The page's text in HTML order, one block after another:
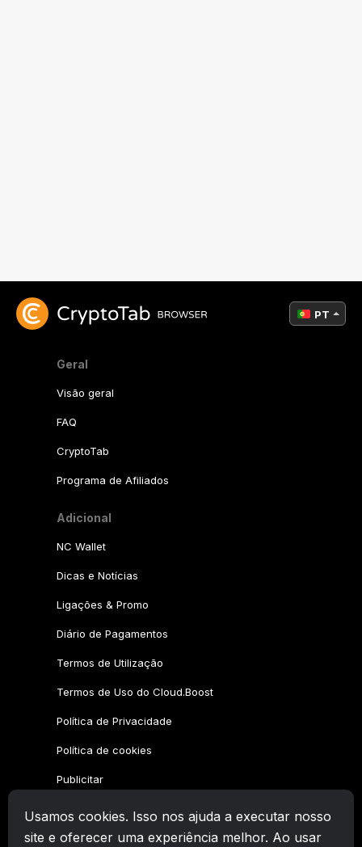
Usamos cookies. Isso nos ajuda a executar nosso
site e oferecer uma experiência melhor. Ao usar
Geral
Visão geral
FAQ
CryptoTab
Programa de Afiliados
Adicional
NC Wallet
Dicas e Notícias
Ligações & Promo
Diário de Pagamentos
Termos de Utilização
Termos de Uso do Cloud.Boost
Política de Privacidade
Política de cookies
Publicitar
Família CryptoTab
PT